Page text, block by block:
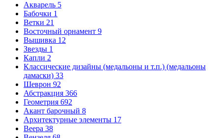
Акварель 5
Бабочки 1
Ветки 21
Восточный орнамент 9
Вышивка 12
Звезды 1
Капли 2
Классические дизайны (медальоны и т.п.) (медальоны
дамаски) 33
Шеврон 92
Абстракция 366
Геометрия 692
Акант барочный 8
Архитектурные элементы 17
Веера 38